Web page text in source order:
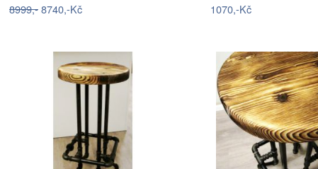
8999,-8740,-Kč 1070,-Kč